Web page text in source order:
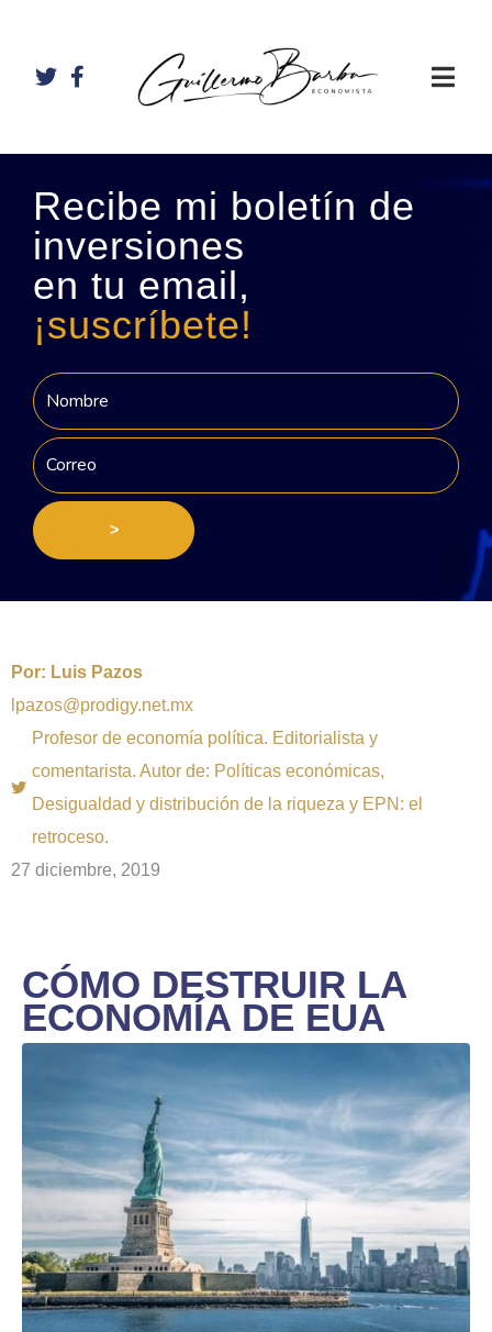
Recibe mi boletín de
inversiones
en tu email,
¡suscríbete!
>
Por: Luis Pazos
lpazos@prodigy.net.mx
Profesor de economía política. Editorialista y
comentarista. Autor de: Políticas económicas,
Desigualdad y distribución de la riqueza y EPN: el
retroceso.
27 diciembre, 2019
CÓMO DESTRUIR LA
ECONOMÍA DE EUA